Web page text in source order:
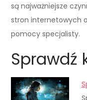
są najważniejsze
stron internetowych
pomocy specjalisty.
Sprawdź